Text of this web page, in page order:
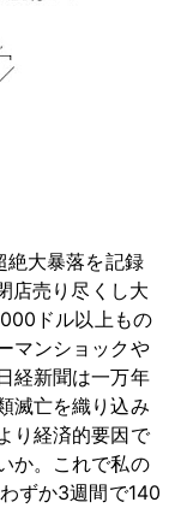
絶大暴落を記録
店売り尽くし大
ドル以上もの
マンショックや
経新聞は一万年
滅亡を織り込み
り経済的要因で
か。これで私の
ずか3週間で140